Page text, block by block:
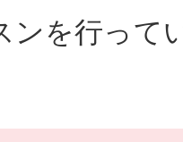
ンを行って